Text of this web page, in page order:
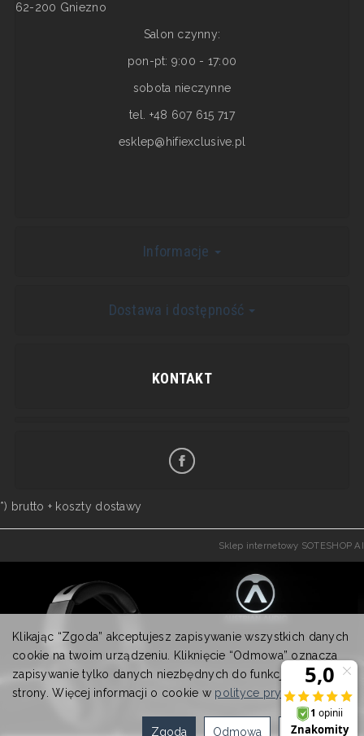
62-200 Gniezno
Salon czynny:
pon-pt: 9:00 - 17:00
sobota nieczynne
tel. +48 607 615 717
esklep@hifiexclusive.pl
Informacje
Dostawa i dostępność
KONTAKT
*) brutto + koszty dostawy
Sklep internetowy SOTESHOP AI
Klikając “Zgoda” akceptujesz zapisywanie wszystkich danych
cookie na twoim urządzeniu. Kliknięcie “Odmowa” oznacza
zapisywanie tylko danych niezbędnych do funkcjonowania
strony. Więcej informacji o cookie w polityce prywatności.
Ustawienia
Odmowa
Zgoda